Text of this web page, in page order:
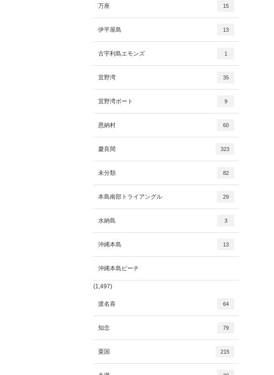
万座 15
伊平屋島 13
古宇利島エモンズ 1
宜野湾 35
宜野湾ボート 9
恩納村 60
慶良間 323
未分類 82
本島南部トライアングル 29
水納島 3
沖縄本島 13
沖縄本島ビーチ
(1,497)
渡名喜 64
知念 79
粟国 215